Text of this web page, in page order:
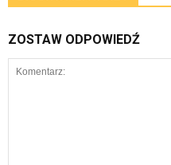
ZOSTAW ODPOWIEDŹ